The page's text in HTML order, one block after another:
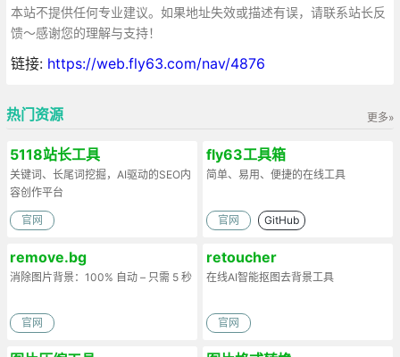
本站不提供任何专业建议。如果地址失效或描述有误，请联系站长反
馈～感谢您的理解与支持！
链接: https://web.fly63.com/nav/4876
更多»
热门资源
5118站长工具
关键词、长尾词挖掘，AI驱动的SEO内
容创作平台
官网
fly63工具箱
简单、易用、便捷的在线工具
官网 GitHub
remove.bg
消除图片背景：100% 自动 – 只需 5 秒
官网
retoucher
在线AI智能抠图去背景工具
官网